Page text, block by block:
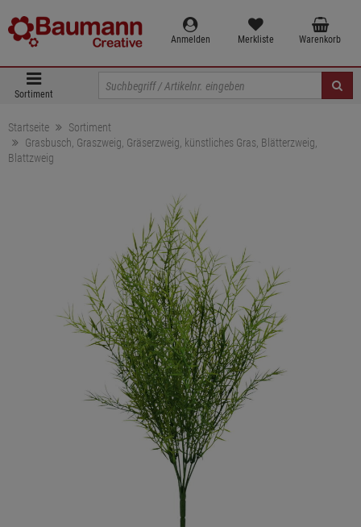
Anmelden Merkliste Warenkorb
Sortiment
Startseite
Sortiment
Grasbusch, Graszweig, Gräserzweig, künstliches Gras, Blätterzweig,
Blattzweig